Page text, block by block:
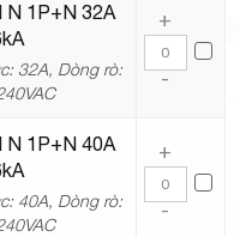
N 1P+N 32A
32A, Dòng rò:
+
-
N 1P+N 40A
40A, Dòng rò:
+
-